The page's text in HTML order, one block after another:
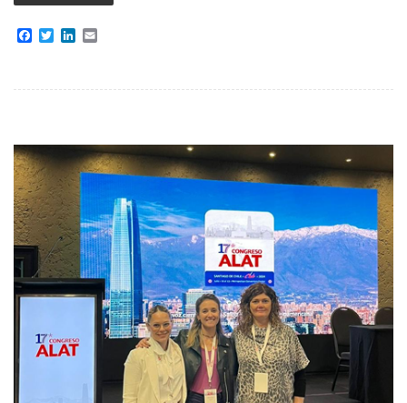
Facebook
TwitterLinkedIn